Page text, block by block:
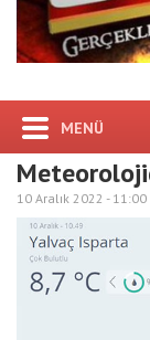
MENÜ
10 Aralık 2022 - 11:00